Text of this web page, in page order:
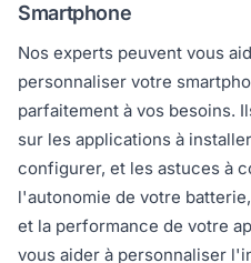
Smartphone
Nos experts peuvent vous
personnaliser votre
parfaitement à vos besoins.
sur les applications à
configurer, et les astuces à
l'autonomie de votre
et la performance de votre
vous aider à personnaliser